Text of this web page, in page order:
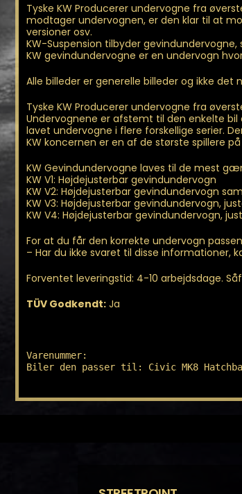
Tyske KW Producerer undervogne fra
modtager undervognen, er den klar til at
versioner osv.
KW-Suspension tilbyder
KW gevindundervogne er en undervogn
Alle billeder er generelle billeder og ikke det
Tyske KW Producerer undervogne fra
Undervognene er afstemt til den enkelte
lavet undervogne i flere forskellige serier.
KW koncernen er en af de største spillere
KW Gevindundervogne laves til de mest
KW V1: Højdejusterbar gevindundervogn
KW V2: Højdejusterbar gevindundervogn
KW V3: Højdejusterbar gevindundervogn,
KW V4: Højdejusterbar gevindundervogn,
For at du får den korrekte undervogn
– Har du ikke svaret til disse informationer,
Forventet leveringstid: 4-10 arbejdsdage.
TÜV Godkendt: Ja
Varenummer:
Biler den passer til: Civic MK8